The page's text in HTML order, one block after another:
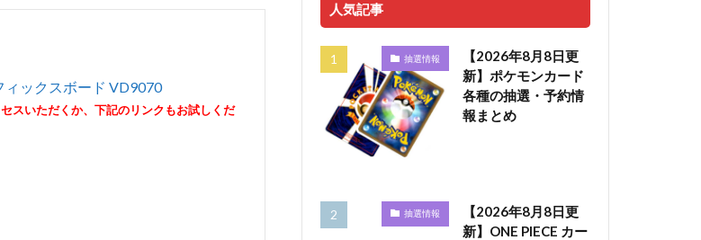
ィックスボード VD9070
スいただくか、下記のリンクもお試しくだ
人気記事
抽選情報
【2026年8月8日更
新】ポケモンカード
各種の抽選・予約情
報まとめ
抽選情報
【2026年8月8日更
新】ONE PIECE カー